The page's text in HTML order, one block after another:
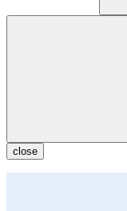
close